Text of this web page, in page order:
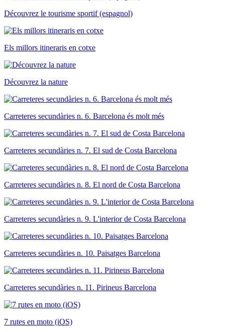
Découvrez le tourisme sportif (espagnol)
Els millors itineraris en cotxe
Découvrez la nature
Carreteres secundàries n. 6. Barcelona és molt més
Carreteres secundàries n. 7. El sud de Costa Barcelona
Carreteres secundàries n. 8. El nord de Costa Barcelona
Carreteres secundàries n. 9. L'interior de Costa Barcelona
Carreteres secundàries n. 10. Paisatges Barcelona
Carreteres secundàries n. 11. Pirineus Barcelona
7 rutes en moto (iOS)